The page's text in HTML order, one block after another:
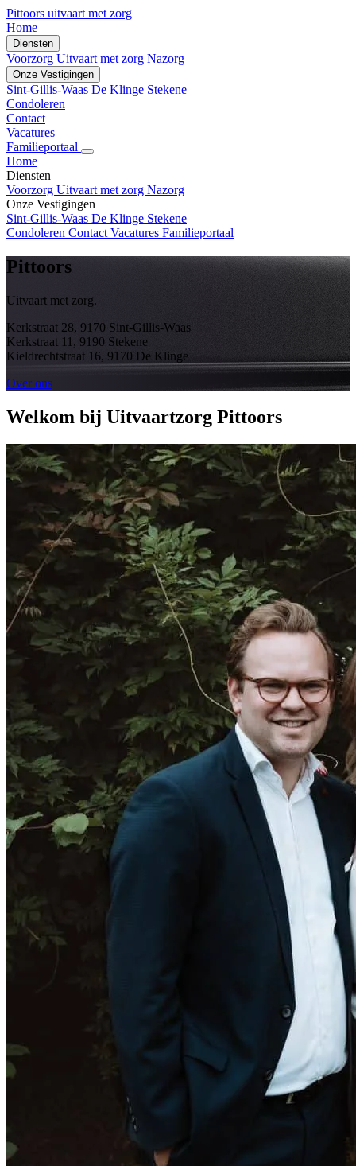
Pittoors uitvaart met zorg
Home
Diensten
Voorzorg Uitvaart met zorg Nazorg
Onze Vestigingen
Sint-Gillis-Waas De Klinge Stekene
Condoleren
Contact
Vacatures
Familieportaal
Home
Diensten
Voorzorg Uitvaart met zorg Nazorg
Onze Vestigingen
Sint-Gillis-Waas De Klinge Stekene
Condoleren Contact Vacatures Familieportaal
Pittoors
Uitvaart met zorg.
Kerkstraat 28, 9170 Sint-Gillis-Waas
Kerkstraat 11, 9190 Stekene
Kieldrechtstraat 16, 9170 De Klinge
Over ons
Welkom bij Uitvaartzorg Pittoors